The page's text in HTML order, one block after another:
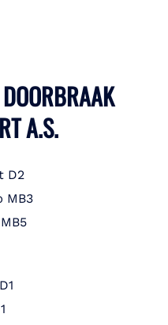
A.S.
D2
MB3